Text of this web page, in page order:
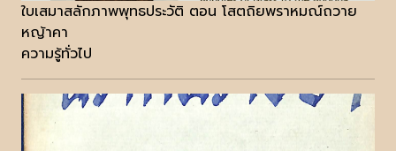
ใบเสมาสลักภาพพุทธประวัติ ตอน โสตถิยพราหมณ์ถวาย
หญ้าคา
ความรู้ทั่วไป